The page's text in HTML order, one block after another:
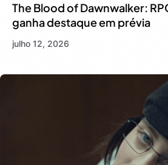
The Blood of Dawnwalker:
ganha destaque em prévia
julho 12, 2026